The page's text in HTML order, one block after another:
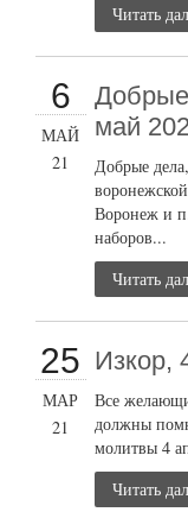
Читать
6
МАЙ
21
май
Добрые
Воронеж и
наборов...
Читать
25
МАР
21
Изкор,
Все
должны
молитвы 4
Читать